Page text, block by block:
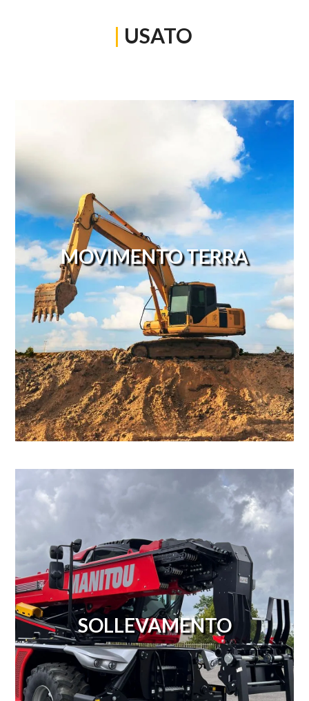
| USATO
MOVIMENTO TERRA
SOLLEVAMENTO